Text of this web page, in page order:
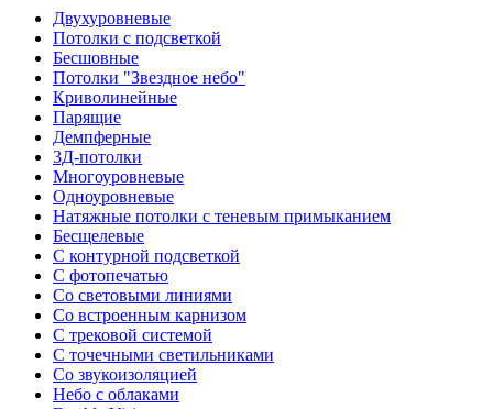
Двухуровневые
Потолки с подсветкой
Бесшовные
Потолки "Звездное небо"
Криволинейные
Парящие
Демпферные
3Д-потолки
Многоуровневые
Одноуровневые
Натяжные потолки с теневым примыканием
Бесщелевые
С контурной подсветкой
С фотопечатью
Со световыми линиями
Со встроенным карнизом
С трековой системой
С точечными светильниками
Со звукоизоляцией
Небо с облаками